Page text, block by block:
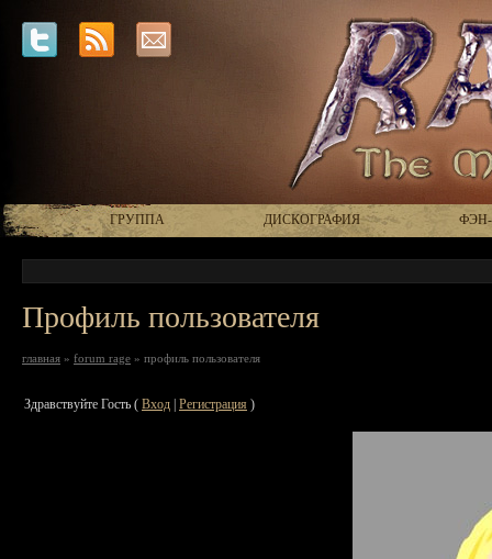
ГРУППА ДИСКОГРАФИЯ
Профиль пользователя
главная » forum rage » профиль пользователя
Здравствуйте Гость ( Вход Регистрация )